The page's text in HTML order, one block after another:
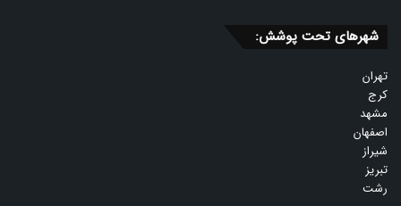
شهرهای تحت پوشش:
تهران
کرج
مشهد
اصفهان
شیراز
تبریز
رشت